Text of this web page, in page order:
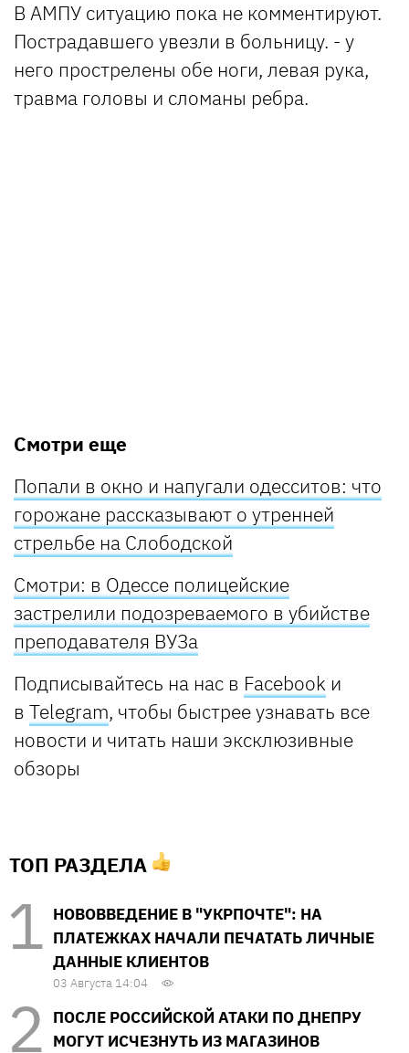
В АМПУ ситуацию пока не комментируют.
Пострадавшего увезли в больницу. - у
него прострелены обе ноги, левая рука,
травма головы и сломаны ребра.
Смотри еще
Попали в окно и напугали одесситов: что
горожане рассказывают о утренней
стрельбе на Слободской
Смотри: в Одессе полицейские
застрелили подозреваемого в убийстве
преподавателя ВУЗа
Подписывайтесь на нас в Facebook и
в Telegram, чтобы быстрее узнавать все
новости и читать наши эксклюзивные
обзоры
ТОП РАЗДЕЛА
НОВОВВЕДЕНИЕ В "УКРПОЧТЕ": НА
ПЛАТЕЖКАХ НАЧАЛИ ПЕЧАТАТЬ ЛИЧНЫЕ
ДАННЫЕ КЛИЕНТОВ
03 Августа 14:04
ПОСЛЕ РОССИЙСКОЙ АТАКИ ПО ДНЕПРУ
МОГУТ ИСЧЕЗНУТЬ ИЗ МАГАЗИНОВ